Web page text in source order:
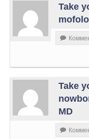
Take
Take
MD